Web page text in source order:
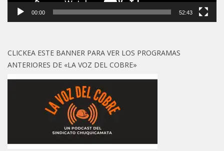
00:00 52:43
CLICKEA ESTE BANNER PARA VER LOS PROGRAMAS
ANTERIORES DE «LA VOZ DEL COBRE»